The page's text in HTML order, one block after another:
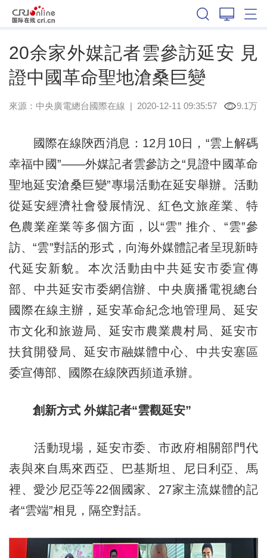
20余家外媒記者雲參訪延安 見
證中國革命聖地滄桑巨變
來源： 中央廣電總台國際在線 | 2020-12-11 09:35:57 9.1万
國際在線陝西消息：12月10日，“雲上解碼
幸福中國”——外媒記者雲參訪之“見證中國革命
聖地延安滄桑巨變”專場活動在延安舉辦。活動
從延安經濟社會發展情況、紅色文旅産業、特
色農業産業等多個方面，以“雲” 推介、“雲”參
訪、“雲”對話的形式，向海外媒體記者呈現新時
代延安新貌。本次活動由中共延安市委宣傳
部、中共延安市委網信辦、中央廣播電視總台
國際在線主辦，延安革命紀念地管理局、延安
市文化和旅遊局、延安市農業農村局、延安市
扶貧開發局、延安市融媒體中心、中共安塞區
委宣傳部、國際在線陝西頻道承辦。
創新方式 外媒記者“雲觀延安”
活動現場，延安市委、市政府相關部門代
表與來自馬來西亞、巴基斯坦、尼日利亞、馬
裡、愛沙尼亞等22個國家、27家主流媒體的記
者“雲端”相見，隔空對話。